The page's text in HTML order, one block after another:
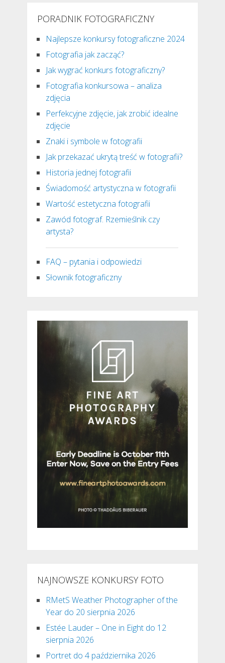
PORADNIK FOTOGRAFICZNY
Najlepsze konkursy fotograficzne 2024
Fotografia jak zacząć?
Jak wygrać konkurs fotograficzny?
Fotografia konkursowa – analiza
zdjęcia
Perfekcyjne zdjęcie, jak zrobić idealne
zdjęcie
Znaki i symbole w fotografii
Jak przekazać ukrytą treść w fotografii?
Historia jednej fotografii
Świadomość artystyczna w fotografii
Wartość estetyczna fotografii
Zawód fotograf. Rzemieślnik czy
artysta?
FAQ – pytania i odpowiedzi
Słownik fotograficzny
NAJNOWSZE KONKURSY FOTO
RMetS Weather Photographer of the
Year do 20 sierpnia 2026
Estée Lauder – One in Eight do 12
sierpnia 2026
Portret do 4 października 2026